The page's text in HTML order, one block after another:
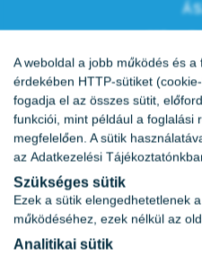
A weboldal a jobb működés és
érdekében HTTP-sütiket
fogadja el az összes sütit,
funkciói, mint például a foglalási
megfelelően. A sütik
az Adatkezelési
Szükséges sütik
Ezek a sütik elengedhetetlenek
működéséhez, ezek nélkül az
Analitikai sütik